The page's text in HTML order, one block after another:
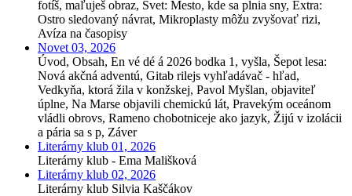
fotíš, maľuješ obraz, Svet: Mesto, kde sa plnia sny, Extra:
Ostro sledovaný návrat, Mikroplasty môžu zvyšovať rizi,
Avíza na časopisy
Novet 03, 2026
Úvod, Obsah, En vé dé á 2026 bodka 1, vyšla, Šepot lesa:
Nová akčná adventú, Gitab rilejs vyhľadávač - hľad,
Vedkyňa, ktorá žila v konžskej, Pavol Myšlan, objaviteľ
úplne, Na Marse objavili chemickú lát, Pravekým oceánom
vládli obrovs, Rameno chobotniceje ako jazyk, Žijú v izolácii
a pária sa s p, Záver
Literárny klub 01, 2026
Literárny klub - Ema Mališková
Literárny klub 02, 2026
Literárny klub Silvia Kaščákov